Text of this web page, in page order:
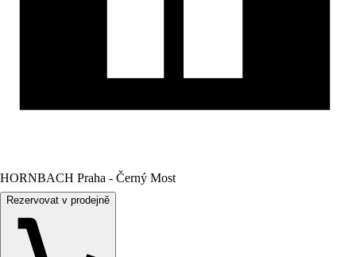
HORNBACH Praha - Černý Most
Rezervovat v prodejně